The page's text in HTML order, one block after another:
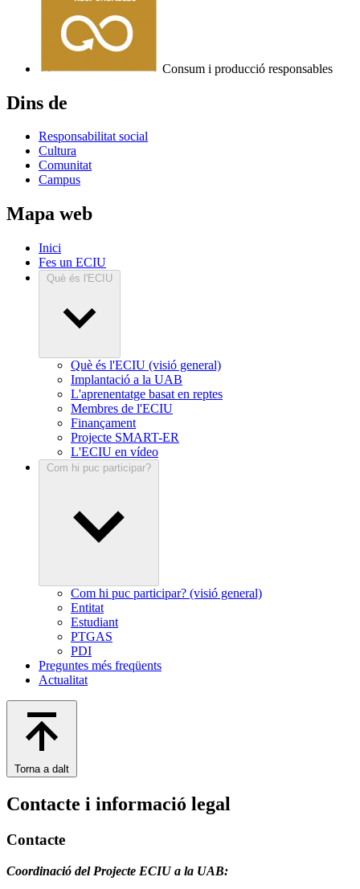
Consum i producció responsables
Dins de
Responsabilitat social
Cultura
Comunitat
Campus
Mapa web
Inici
Fes un ECIU
Què és l'ECIU
Què és l'ECIU (visió general)
Implantació a la UAB
L'aprenentatge basat en reptes
Membres de l'ECIU
Finançament
Projecte SMART-ER
L'ECIU en vídeo
Com hi puc participar?
Com hi puc participar? (visió general)
Entitat
Estudiant
PTGAS
PDI
Preguntes més freqüents
Actualitat
Torna a dalt
Contacte i informació legal
Contacte
Coordinació del Projecte ECIU a la UAB: